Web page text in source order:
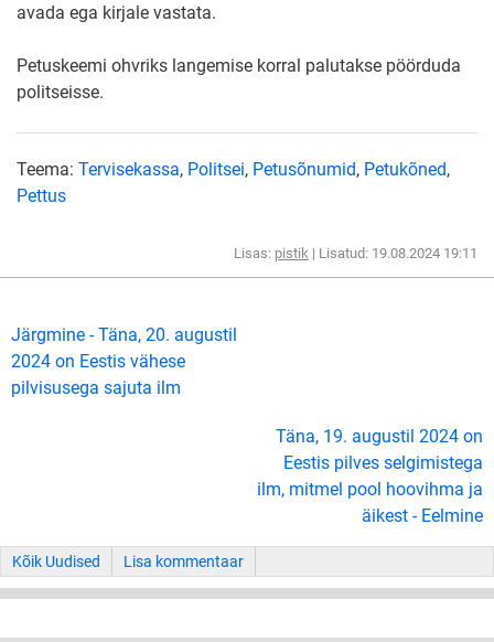
avada ega kirjale vastata.
Petuskeemi ohvriks langemise korral palutakse pöörduda
politseisse.
Teema: Tervisekassa, Politsei, Petusõnumid, Petukõned,
Pettus
Lisas: pistik | Lisatud: 19.08.2024 19:11
Järgmine - Täna, 20. augustil
2024 on Eestis vähese
pilvisusega sajuta ilm
Täna, 19. augustil 2024 on
Eestis pilves selgimistega
ilm, mitmel pool hoovihma ja
äikest - Eelmine
Kõik Uudised Lisa kommentaar